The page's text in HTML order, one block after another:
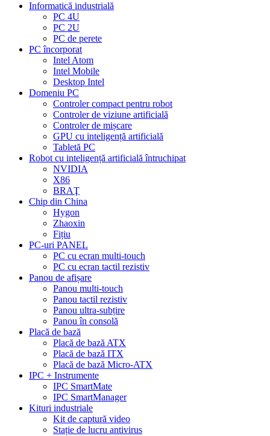
Informatică industrială
PC 4U
PC 2U
PC de perete
PC încorporat
Intel Atom
Intel Mobile
Desktop Intel
Domeniu PC
Controler compact pentru robot
Controler de viziune artificială
Controler de mișcare
GPU cu inteligență artificială
Tabletă PC
Robot cu inteligență artificială întruchipat
NVIDIA
X86
BRAŢ
Chip din China
Hygon
Zhaoxin
Fițiu
PC-uri PANEL
PC cu ecran multi-touch
PC cu ecran tactil rezistiv
Panou de afișare
Panou multi-touch
Panou tactil rezistiv
Panou ultra-subțire
Panou în consolă
Placă de bază
Placă de bază ATX
Placă de bază ITX
Placă de bază Micro-ATX
IPC + Instrumente
IPC SmartMate
IPC SmartManager
Kituri industriale
Kit de captură video
Stație de lucru antivirus